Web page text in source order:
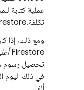
عملية كتابة
تكلفة.
ومع ذلك، إذا
Firestore
تحصيل رسوم
في ذلك اليوم
ألف.